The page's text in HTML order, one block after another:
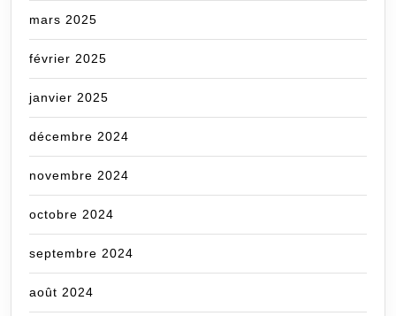
mars 2025
février 2025
janvier 2025
décembre 2024
novembre 2024
octobre 2024
septembre 2024
août 2024